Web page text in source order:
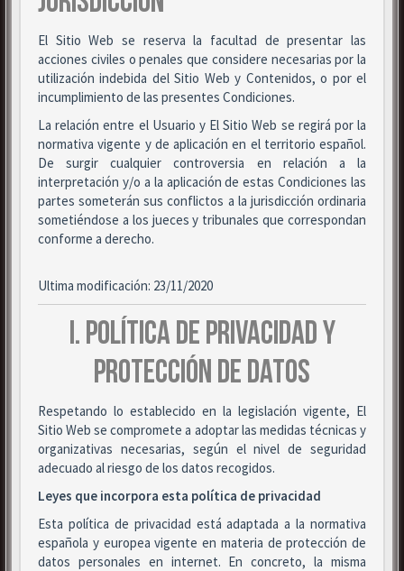
El Sitio Web se reserva la facultad de presentar las
acciones civiles o penales que considere necesarias por la
utilización indebida del Sitio Web y Contenidos, o por el
incumplimiento de las presentes Condiciones.
La relación entre el Usuario y El Sitio Web se regirá por la
normativa vigente y de aplicación en el territorio español.
De surgir cualquier controversia en relación a la
interpretación y/o a la aplicación de estas Condiciones las
partes someterán sus conflictos a la jurisdicción ordinaria
sometiéndose a los jueces y tribunales que correspondan
conforme a derecho.
Ultima modificación: 23/11/2020
I. POLÍTICA DE PRIVACIDAD Y
PROTECCIÓN DE DATOS
Respetando lo establecido en la legislación vigente, El
Sitio Web se compromete a adoptar las medidas técnicas y
organizativas necesarias, según el nivel de seguridad
adecuado al riesgo de los datos recogidos.
Leyes que incorpora esta política de privacidad
Esta política de privacidad está adaptada a la normativa
española y europea vigente en materia de protección de
datos personales en internet. En concreto, la misma